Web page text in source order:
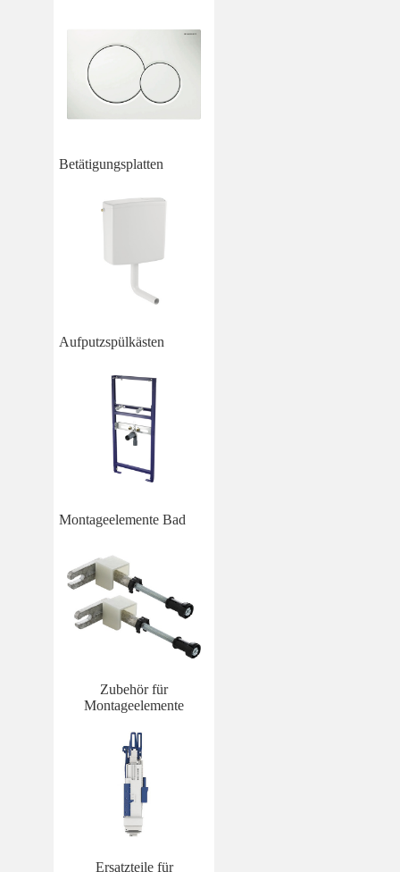
Betätigungsplatten
Aufputzspülkästen
Montageelemente Bad
Zubehör für
Montageelemente
Ersatzteile für